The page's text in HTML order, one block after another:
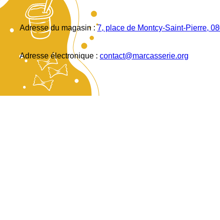
Adresse du magasin :7, place de Montcy-Saint-Pierre,
Adresse électronique : contact@marcasserie.org